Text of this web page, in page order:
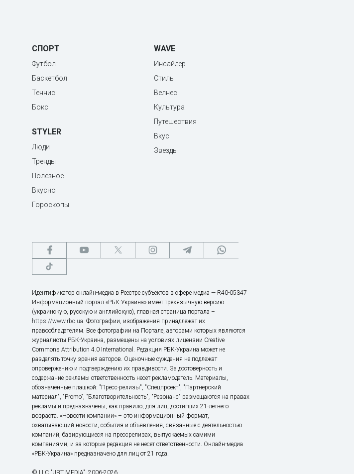
СПОРТ
Футбол
Баскетбол
Теннис
Бокс
STYLER
Люди
Тренды
Полезное
Вкусно
Гороскопы
WAVE
Инсайдер
Стиль
Велнес
Культура
Путешествия
Вкус
Звезды
Идентификатор онлайн-медиа в Реестре субъектов в сфере медиа — R40-05347
Информационный портал «РБК-Украина» имеет трехязычную версию
(украинскую, русскую и английскую), главная страница портала –
https://www.rbc.ua. Фотографии, изображения принадлежат их
правообладателям. Все фотографии на Портале, авторами которых являются
журналисты РБК-Украина, размещены на условиях лицензии Creative
Commons Attribution 4.0 International. Редакция РБК-Украина может не
разделять точку зрения авторов. Оценочные суждения не подлежат
опровержению и подтверждению их правдивости. За достоверность и
содержание рекламы ответственность несет рекламодатель. Материалы,
обозначенные плашкой: "Пресс-релизы", "Спецпроект", "Партнерский
материал", "Promo", "Благотворительность", "Резонанс" размещаются на правах
рекламы и предназначены, как правило, для лиц, достигших 21-летнего
возраста. «Новости компании» – это информационный формат,
охватывающий новости, события и объявления, связанные с деятельностью
компаний, базирующиеся на прессрелизах, выпускаемых самими
компаниями, и за которые редакция не несет ответственности. Онлайн-медиа
«РБК-Украина» предназначено для лиц от 21 года.
© LLC "UBT MEDIA", 2006-2026.